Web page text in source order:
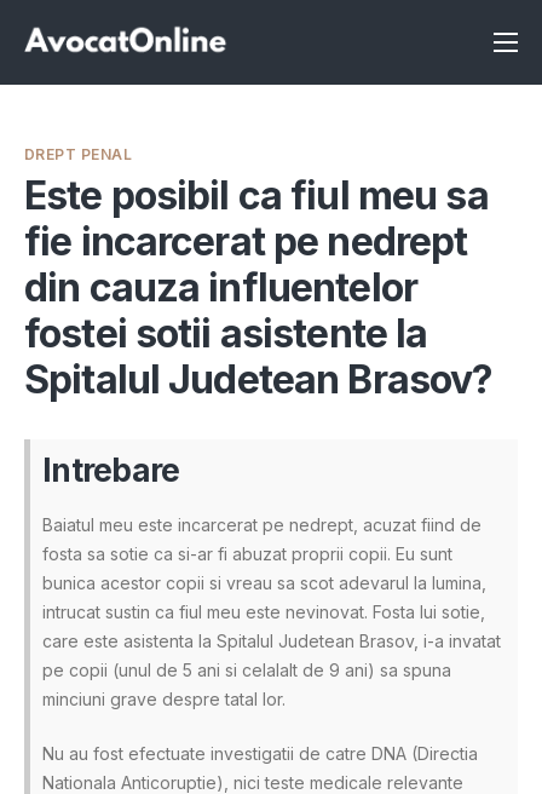
Înscrie-te ca avocat
Servicii
Despre noi
Programeaza consultanta
Intrebari
DREPT PENAL
Este posibil ca fiul meu sa
fie incarcerat pe nedrept
din cauza influentelor
fostei sotii asistente la
Spitalul Judetean Brasov?
Intrebare
Baiatul meu este incarcerat pe nedrept, acuzat fiind de
fosta sa sotie ca si-ar fi abuzat proprii copii. Eu sunt
bunica acestor copii si vreau sa scot adevarul la lumina,
intrucat sustin ca fiul meu este nevinovat. Fosta lui sotie,
care este asistenta la Spitalul Judetean Brasov, i-a invatat
pe copii (unul de 5 ani si celalalt de 9 ani) sa spuna
minciuni grave despre tatal lor.
Nu au fost efectuate investigatii de catre DNA (Directia
Nationala Anticoruptie), nici teste medicale relevante